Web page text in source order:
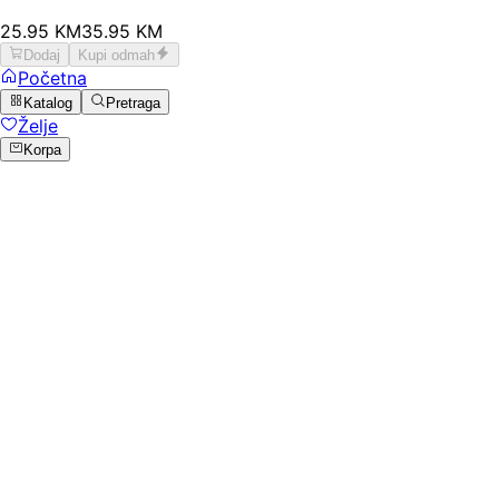
25.95 KM35.95 KM
Dodaj Kupi odmah
Početna
Katalog Pretraga
Želje
Korpa